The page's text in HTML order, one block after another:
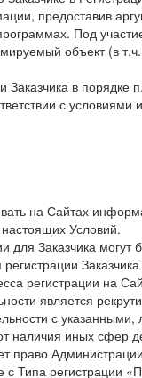
предоставив
Под
объект (в
Заказчика в
с
на Сайтах
Условий.
для Заказчика
регистрации на
является
с
наличия иных сфер
право
Типа регистрации